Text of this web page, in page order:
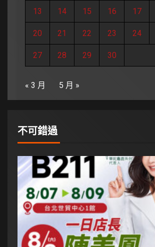
13 14 15 16 17
20 21 22 23 24
27 28 29 30
« 3 月 5 月 »
不可錯過